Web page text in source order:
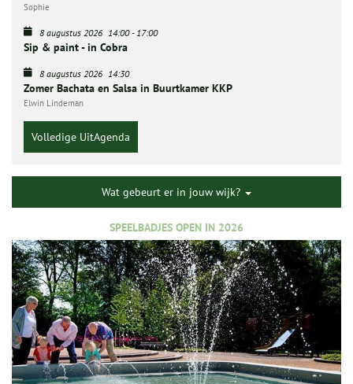
Sophie
8 augustus 2026 14:00-17:00
Sip & paint - in Cobra
8 augustus 2026 14:30
Zomer Bachata en Salsa in Buurtkamer KKP
Elwin Lindeman
Volledige UitAgenda
Wat gebeurt er in jouw wijk?
SPEELBADJES OPEN IN 2026